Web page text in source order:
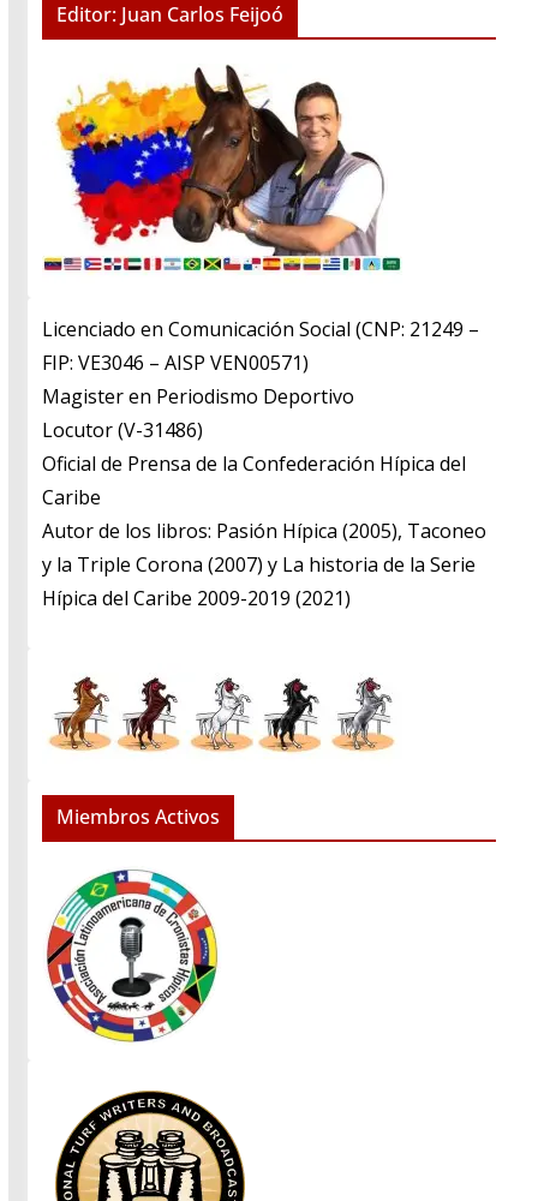
Editor: Juan Carlos Feijoó
Licenciado en Comunicación Social (CNP: 21249 –
FIP: VE3046 – AISP VEN00571)
​Magister en Periodismo Deportivo
​Locutor (V-31486)
​Oficial de Prensa de la Confederación Hípica del
Caribe
​Autor de los libros: Pasión Hípica (2005), Taconeo
y la Triple Corona (2007) y La historia de la Serie
Hípica del Caribe 2009-2019 (2021)
Miembros Activos